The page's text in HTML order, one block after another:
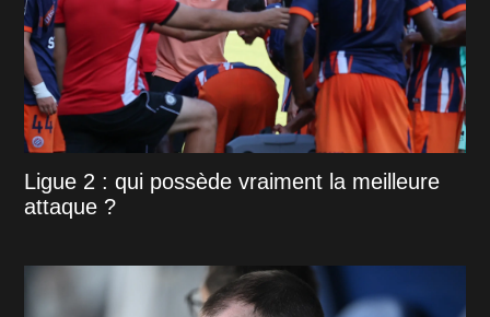
Ligue 2 : qui possède vraiment la meilleure
attaque ?